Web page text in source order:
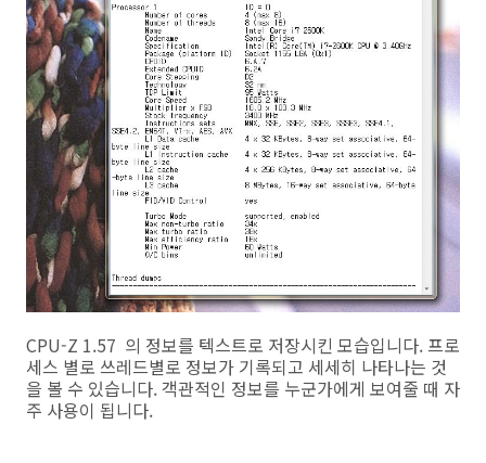
CPU-Z 1.57 의 정보를 텍스트로 저장시킨 모습입니다. 프로
세스 별로 쓰레드별로 정보가 기록되고 세세히 나타나는 것
을 볼 수 있습니다. 객관적인 정보를 누군가에게 보여줄 때 자
주 사용이 됩니다.